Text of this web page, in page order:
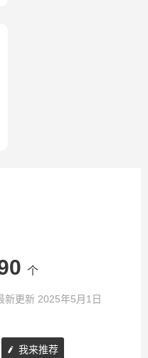
的新突破
个
新更新 2025年5月1日
我来推荐